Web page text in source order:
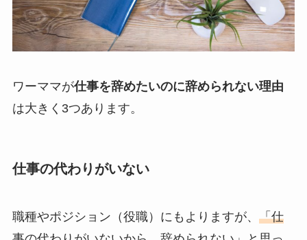
ワーママが仕事を辞めたいのに辞められない理由
は大きく3つあります。
仕事の代わりがいない
職種やポジション（役職）にもよりますが、 「仕